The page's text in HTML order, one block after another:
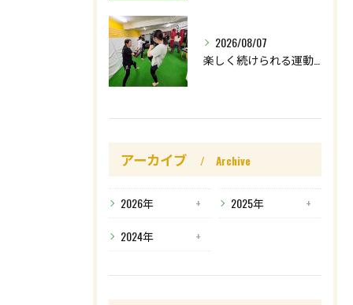
2026/08/07
アーカイブ Archive
2026年
2025年
2024年